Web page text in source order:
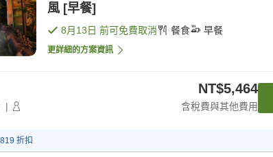
風 [早餐]
8月13日 前可免費取消 餐食 早餐
更詳細的方案資訊
|
NT$5,464
含稅費與其他費用
折扣